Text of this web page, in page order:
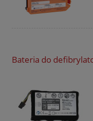
Bateria do